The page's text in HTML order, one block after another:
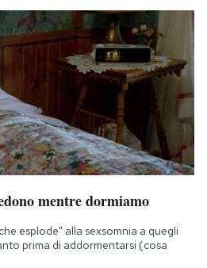
mentre dormiamo
esplode" alla sexsomnia a quegli
prima di addormentarsi (cosa